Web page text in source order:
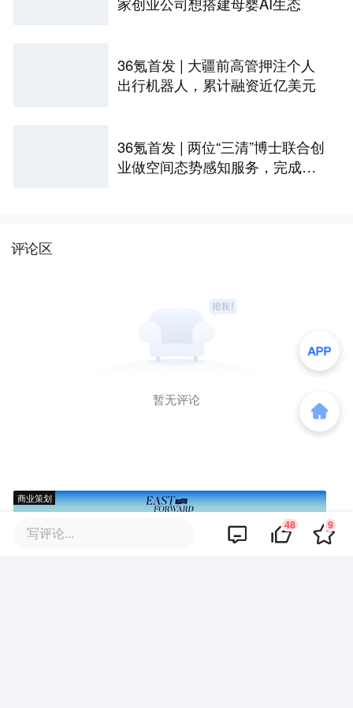
36氪首发 | 大疆前高管押注个人
出行机器人，累计融资近亿美元
36氪首发 | 两位“三清”博士联合创
业做空间态势感知服务，完成数
评论区
暂无评论
商业策划
写评论... 48 9